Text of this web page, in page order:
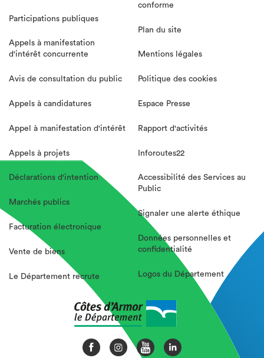
Participations publiques
Appels à manifestation
d'intérêt concurrente
Avis de consultation du public
Appels à candidatures
Appel à manifestation d'intérêt
Appels à projets
Déclarations d'intention
Marchés publics
Facturation électronique
Vente de biens
Le Département recrute
conforme
Plan du site
Mentions légales
Politique des cookies
Espace Presse
Rapport d'activités
Inforoutes22
Accessibilité des Services au
Public
Signaler une alerte éthique
Données personnelles et
confidentialité
Logos du Département